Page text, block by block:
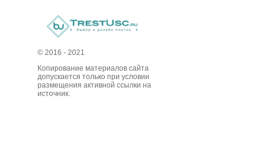
© 2016 - 2021
Копирование материалов сайта
допускается только при условии
размещения активной ссылки на
источник.